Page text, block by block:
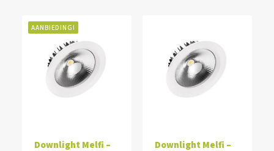
AANBIEDING!
Downlight Melfi –
Downlight Melfi –